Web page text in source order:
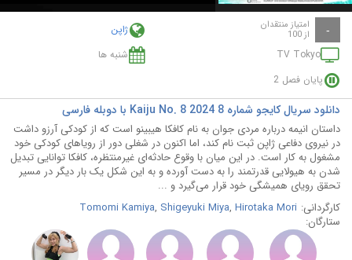
Video
- امتیاز منتقدان
از 100
ژاپن
TV Tokyo
شنبه ها
پایان فصل 2
دانلود سریال کایجو شماره 8 Kaiju No. 8 2024 با دوبله فارسی
داستان انیمه درباره مردی جوان به نام کافکا هیبینو است که از کودکی آرزو داشت
در نیروی دفاعی ژاپن ثبت نام کند، اما اکنون در شغلی دور از رویاهای کودکی خود
مشغول به کار است. در این میان با وقوع حادثه‌ای غیرمنتظره، کافکا توانایی تبدیل
شدن به هیولایی قدرتمند را به دست آورده و به این شکل یک بار دیگر در مسیر
تحقق رویای همیشگی خود قرار می‌گیرد و ...
کارگردانی:
Tomomi Kamiya, Shigeyuki Miya, Hirotaka Mori
ستارگان: